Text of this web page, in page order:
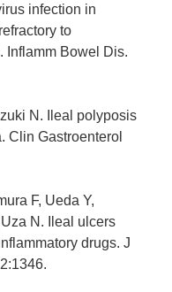
infection in
to
Inflamm Bowel Dis.
N. Ileal polyposis
Clin Gastroenterol
F, Ueda Y,
N. Ileal ulcers
drugs. J